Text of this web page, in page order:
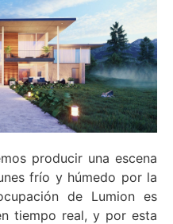
producir una escena
frío y húmedo por la
de Lumion es
tiempo real, y por esta